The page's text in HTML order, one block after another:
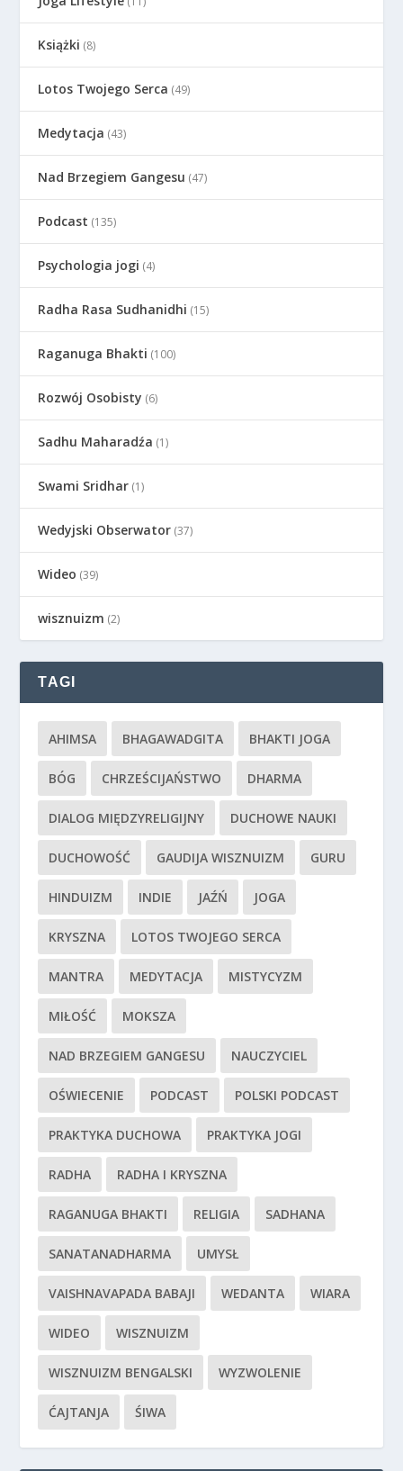
Książki (8)
Lotos Twojego Serca (49)
Medytacja (43)
Nad Brzegiem Gangesu (47)
Podcast (135)
Psychologia jogi (4)
Radha Rasa Sudhanidhi (15)
Raganuga Bhakti (100)
Rozwój Osobisty (6)
Sadhu Maharadźa (1)
Swami Sridhar (1)
Wedyjski Obserwator (37)
Wideo (39)
wisznuizm (2)
TAGI
AHIMSA BHAGAWADGITA BHAKTI JOGA
BÓG CHRZEŚCIJAŃSTWO DHARMA
DIALOG MIĘDZYRELIGIJNY DUCHOWE NAUKI
DUCHOWOŚĆ GAUDIJA WISZNUIZM GURU
HINDUIZM INDIE JAŹŃ JOGA
KRYSZNA LOTOS TWOJEGO SERCA
MANTRA MEDYTACJA MISTYCYZM
MIŁOŚĆ MOKSZA
NAD BRZEGIEM GANGESU NAUCZYCIEL
OŚWIECENIE PODCAST POLSKI PODCAST
PRAKTYKA DUCHOWA PRAKTYKA JOGI
RADHA RADHA I KRYSZNA
RAGANUGA BHAKTI RELIGIA SADHANA
SANATANADHARMA UMYSŁ
VAISHNAVAPADA BABAJI WEDANTA WIARA
WIDEO WISZNUIZM
WISZNUIZM BENGALSKI WYZWOLENIE
ĆAJTANJA ŚIWA